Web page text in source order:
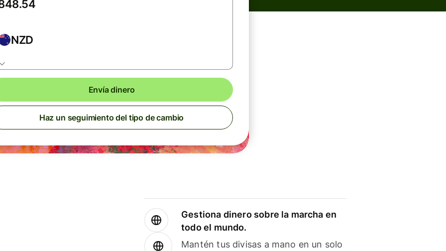
NZD
Envía dinero
Haz un seguimiento del tipo de cambio
Gestiona dinero sobre la marcha en
todo el mundo.
Mantén tus divisas a mano en un solo